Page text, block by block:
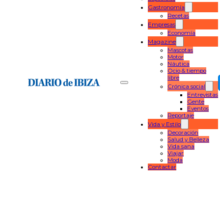
Gastronomía
Recetas
Empresas
Economía
Magazine
Mascotas
Motor
Náutica
Ocio & tiempo
libre
Crónica social
Entrevistas
Gente
Eventos
Reportaje
Vida y Estilo
Decoración
Salud y Belleza
Vida sana
Viajar
Moda
Contactar